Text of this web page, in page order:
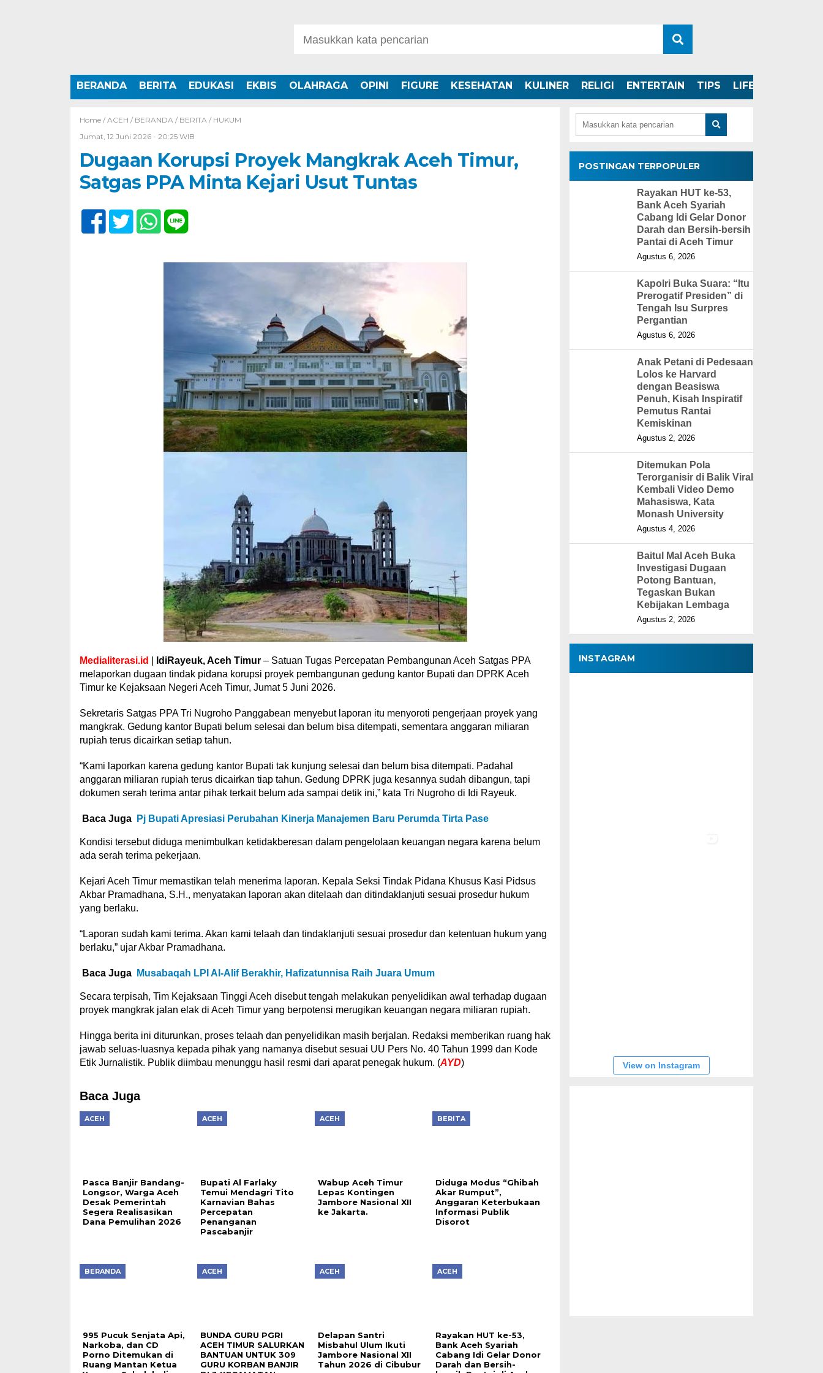
BERANDA BERITA EDUKASI EKBIS OLAHRAGA OPINI FIGURE KESEHATAN KULINER RELIGI ENTERTAIN TIPS LIFESTYLE
Home / ACEH / BERANDA/ BERITA/ HUKUM
Jumat, 12 Juni 2026 - 20:25 WIB
Dugaan Korupsi Proyek Mangkrak Aceh Timur,
Satgas PPA Minta Kejari Usut Tuntas
Medialiterasi.id IdiRayeuk, Aceh Timur– Satuan Tugas Percepatan Pembangunan Aceh Satgas PPA
melaporkan dugaan tindak pidana korupsi proyek pembangunan gedung kantor Bupati dan DPRK Aceh
Timur ke Kejaksaan Negeri Aceh Timur, Jumat 5 Juni 2026.
Sekretaris Satgas PPA Tri Nugroho Panggabean menyebut laporan itu menyoroti pengerjaan proyek yang
mangkrak. Gedung kantor Bupati belum selesai dan belum bisa ditempati, sementara anggaran miliaran
rupiah terus dicairkan setiap tahun.
“Kami laporkan karena gedung kantor Bupati tak kunjung selesai dan belum bisa ditempati. Padahal
anggaran miliaran rupiah terus dicairkan tiap tahun. Gedung DPRK juga kesannya sudah dibangun, tapi
dokumen serah terima antar pihak terkait belum ada sampai detik ini,” kata Tri Nugroho di Idi Rayeuk.
Baca Juga Pj Bupati Apresiasi Perubahan Kinerja Manajemen Baru Perumda Tirta Pase
Kondisi tersebut diduga menimbulkan ketidakberesan dalam pengelolaan keuangan negara karena belum
ada serah terima pekerjaan.
Kejari Aceh Timur memastikan telah menerima laporan. Kepala Seksi Tindak Pidana Khusus Kasi Pidsus
Akbar Pramadhana, S.H., menyatakan laporan akan ditelaah dan ditindaklanjuti sesuai prosedur hukum
yang berlaku.
“Laporan sudah kami terima. Akan kami telaah dan tindaklanjuti sesuai prosedur dan ketentuan hukum yang
berlaku,” ujar Akbar Pramadhana.
Baca Juga Musabaqah LPI Al-Alif Berakhir, Hafizatunnisa Raih Juara Umum
Secara terpisah, Tim Kejaksaan Tinggi Aceh disebut tengah melakukan penyelidikan awal terhadap dugaan
proyek mangkrak jalan elak di Aceh Timur yang berpotensi merugikan keuangan negara miliaran rupiah.
Hingga berita ini diturunkan, proses telaah dan penyelidikan masih berjalan. Redaksi memberikan ruang hak
jawab seluas-luasnya kepada pihak yang namanya disebut sesuai UU Pers No. 40 Tahun 1999 dan Kode
Etik Jurnalistik. Publik diimbau menunggu hasil resmi dari aparat penegak hukum. (AYD)
Baca Juga
ACEH
Pasca Banjir Bandang-
Longsor, Warga Aceh
Desak Pemerintah
Segera Realisasikan
Dana Pemulihan 2026
ACEH
Bupati Al Farlaky
Temui Mendagri Tito
Karnavian Bahas
Percepatan
Penanganan
Pascabanjir
ACEH
Wabup Aceh Timur
Lepas Kontingen
Jambore Nasional XII
ke Jakarta.
BERITA
Diduga Modus “Ghibah
Akar Rumput”,
Anggaran Keterbukaan
Informasi Publik
Disorot
BERANDA
995 Pucuk Senjata Api,
Narkoba, dan CD
Porno Ditemukan di
Ruang Mantan Ketua
ACEH
BUNDA GURU PGRI
ACEH TIMUR SALURKAN
BANTUAN UNTUK 309
GURU KORBAN BANJIR
ACEH
Delapan Santri
Misbahul Ulum Ikuti
Jambore Nasional XII
Tahun 2026 di Cibubur
ACEH
Rayakan HUT ke-53,
Bank Aceh Syariah
Cabang Idi Gelar Donor
Darah dan Bersih-
POSTINGAN TERPOPULER
Rayakan HUT ke-53,
Bank Aceh Syariah
Cabang Idi Gelar Donor
Darah dan Bersih-bersih
Pantai di Aceh Timur
Agustus 6, 2026
Kapolri Buka Suara: “Itu
Prerogatif Presiden” di
Tengah Isu Surpres
Pergantian
Agustus 6, 2026
Anak Petani di Pedesaan
Lolos ke Harvard
dengan Beasiswa
Penuh, Kisah Inspiratif
Pemutus Rantai
Kemiskinan
Agustus 2, 2026
Ditemukan Pola
Terorganisir di Balik Viral
Kembali Video Demo
Mahasiswa, Kata
Monash University
Agustus 4, 2026
Baitul Mal Aceh Buka
Investigasi Dugaan
Potong Bantuan,
Tegaskan Bukan
Kebijakan Lembaga
Agustus 2, 2026
INSTAGRAM
View on Instagram